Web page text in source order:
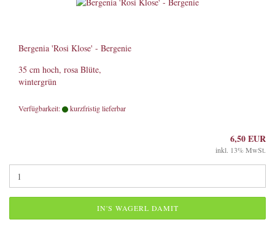
Bergenia 'Rosi Klose' - Bergenie
35 cm hoch, rosa Blüte,
wintergrün
Verfügbarkeit: kurzfristig lieferbar
6,50 EUR
inkl. 13% MwSt.
IN'S WAGERL DAMIT